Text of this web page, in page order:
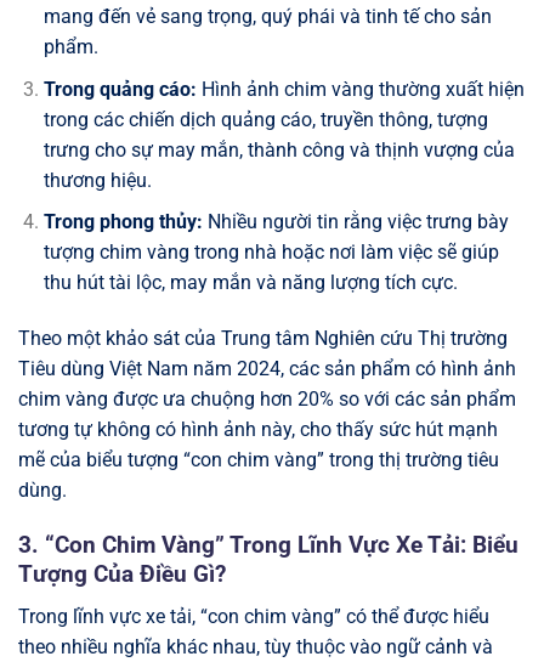
mang đến vẻ sang trọng, quý phái và tinh tế cho sản
phẩm.
Trong quảng cáo: Hình ảnh chim vàng thường xuất hiện
trong các chiến dịch quảng cáo, truyền thông, tượng
trưng cho sự may mắn, thành công và thịnh vượng của
thương hiệu.
Trong phong thủy: Nhiều người tin rằng việc trưng bày
tượng chim vàng trong nhà hoặc nơi làm việc sẽ giúp
thu hút tài lộc, may mắn và năng lượng tích cực.
Theo một khảo sát của Trung tâm Nghiên cứu Thị trường
Tiêu dùng Việt Nam năm 2024, các sản phẩm có hình ảnh
chim vàng được ưa chuộng hơn 20% so với các sản phẩm
tương tự không có hình ảnh này, cho thấy sức hút mạnh
mẽ của biểu tượng “con chim vàng” trong thị trường tiêu
dùng.
3. “Con Chim Vàng” Trong Lĩnh Vực Xe Tải: Biểu
Tượng Của Điều Gì?
Trong lĩnh vực xe tải, “con chim vàng” có thể được hiểu
theo nhiều nghĩa khác nhau, tùy thuộc vào ngữ cảnh và